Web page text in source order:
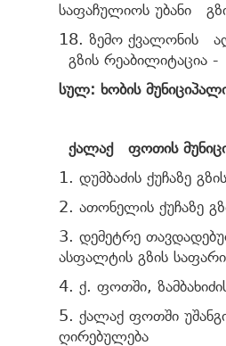
საფაჩულიოს უბანი
18. ზემო ქვალონის
გზის რეაბილიტაცია -
სულ: ხობის
ქალაქ ფოთის
1. დუმბაძის ქუჩაზე
2. ათონელის ქუჩაზე
3. დემეტრე
ასფალტის გზის
4. ქ. ფოთში,
5. ქალაქ ფოთში
ღირებულება